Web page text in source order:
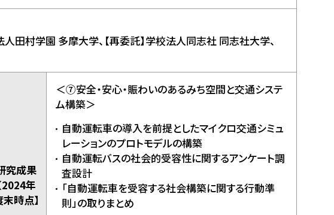
田村学園 多摩大学、【再委託】学校法人同志社 同志社大学、
究成果
2024年
時点】
＜⑦安全・安心・賑わいのあるみち空間と交通システ
ム構築＞
自動運転車の導入を前提としたマイクロ交通シミュ
レーションのプロトモデルの構築
自動運転バスの社会的受容性に関するアンケート調
査設計
「自動運転車を受容する社会構築に関する行動準
則」の取りまとめ